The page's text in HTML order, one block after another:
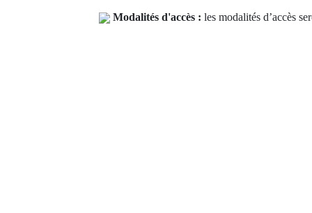
Modalités d'accès : les modalités d’accès